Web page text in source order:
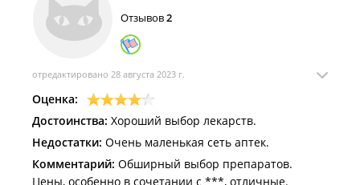
Отзывов2
отредактировано 28 августа 2023 г.
Оценка:
Достоинства: Хороший выбор лекарств.
Недостатки: Очень маленькая сеть аптек.
Комментарий: Обширный выбор препаратов.
Цены, особенно в сочетании с ***, отличные.